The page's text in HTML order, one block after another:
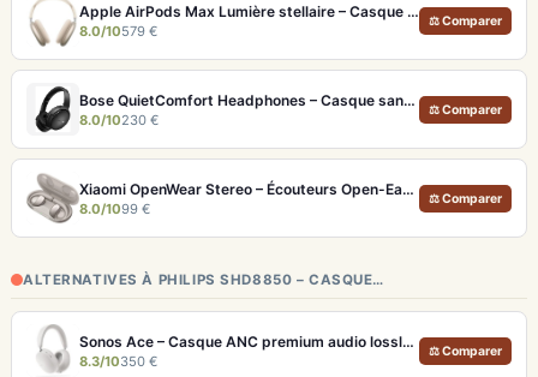
Apple AirPods Max Lumière stellaire – Casque Hi-Fi ANC pro et audio spatial immersif
8.0/10579 €
⚖ Comparer
Bose QuietComfort Headphones – Casque sans fil à réduction de bruit légendaire
8.0/10230 €
⚖ Comparer
Xiaomi OpenWear Stereo – Écouteurs Open-Ear Hi-Res avec réduction de fuite sonore
8.0/1099 €
⚖ Comparer
ALTERNATIVES À PHILIPS SHD8850 – CASQUE…
Sonos Ace – Casque ANC premium audio lossless et Dolby Atmos
8.3/10350 €
⚖ Comparer